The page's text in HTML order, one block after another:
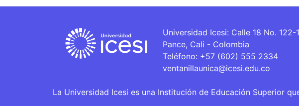
Universidad Icesi: Calle 18 No. 122-
Pance, Cali - Colombia
Teléfono: +57 (602) 555 2334
ventanillaunica@icesi.edu.co
La Universidad Icesi es una Institución de Educación Superior